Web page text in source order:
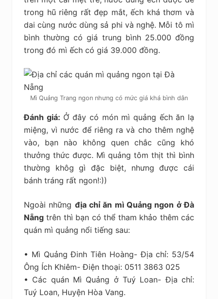
trong hũ riêng rất đẹp mắt, ếch khá thơm và
dai cùng nước dùng sả phi và nghệ. Mỗi tô mì
bình thường có giá trung bình 25.000 đồng
trong đó mì ếch có giá 39.000 đồng.
Mì Quảng Trang ngon nhưng có mức giá khá bình dân
Đánh giá: Ở đây có món mì quảng ếch ăn lạ
miệng, vì nước để riêng ra và cho thêm nghệ
vào, bạn nào không quen chắc cũng khó
thưởng thức được. Mì quảng tôm thịt thì bình
thường khôg gì đặc biệt, nhưng được cái
bánh tráng rất ngon!:))
Ngoài những địa chỉ ăn mì Quảng ngon ở Đà
Nẵng trên thì bạn có thể tham khảo thêm các
quán mì quảng nổi tiếng sau:
• Mì Quảng Đinh Tiên Hoàng- Địa chỉ: 53/54
Ông Ích Khiêm- Điện thoại: 0511 3863 025
• Các quán Mì Quảng ở Tuý Loan- Địa chỉ:
Tuý Loan, Huyện Hòa Vang.